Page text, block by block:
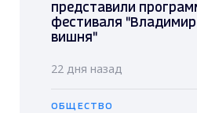
представили
фестиваля
вишня"
22 дня назад
ОБЩЕСТВО